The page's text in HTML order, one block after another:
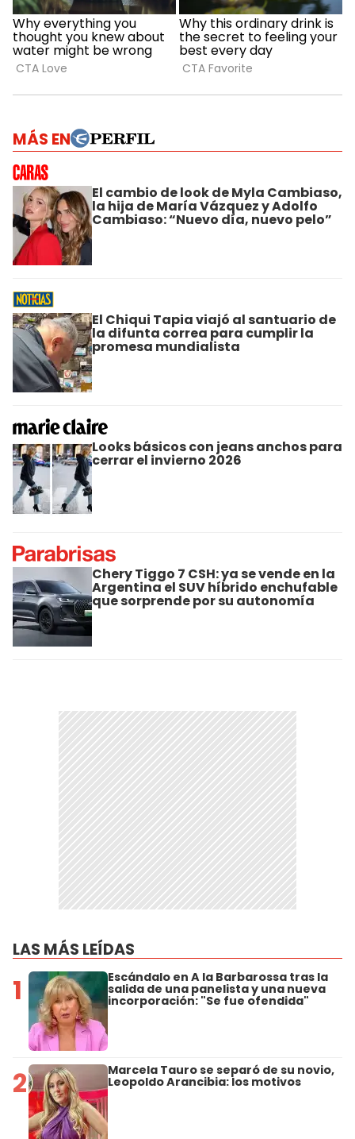
MÁS EN
El cambio de look de Myla Cambiaso,
la hija de María Vázquez y Adolfo
Cambiaso: “Nuevo día, nuevo pelo”
El Chiqui Tapia viajó al santuario de
la difunta correa para cumplir la
promesa mundialista
Looks básicos con jeans anchos para
cerrar el invierno 2026
Chery Tiggo 7 CSH: ya se vende en la
Argentina el SUV híbrido enchufable
que sorprende por su autonomía
LAS MÁS LEÍDAS
1 Escándalo en A la Barbarossa tras la
salida de una panelista y una nueva
incorporación: "Se fue ofendida"
2 Marcela Tauro se separó de su novio,
Leopoldo Arancibia: los motivos